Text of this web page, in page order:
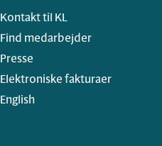
Kontakt til KL
Find medarbejder
Presse
Elektroniske fakturaer
English